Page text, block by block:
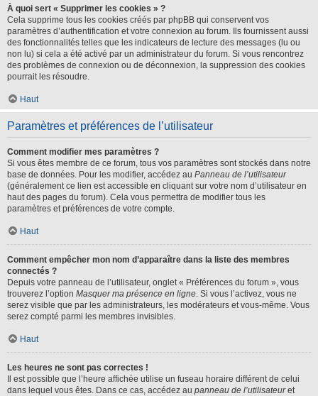
À quoi sert « Supprimer les cookies » ?
Cela supprime tous les cookies créés par phpBB qui conservent vos
paramètres d’authentification et votre connexion au forum. Ils fournissent aussi
des fonctionnalités telles que les indicateurs de lecture des messages (lu ou
non lu) si cela a été activé par un administrateur du forum. Si vous rencontrez
des problèmes de connexion ou de déconnexion, la suppression des cookies
pourrait les résoudre.
Haut
Paramètres et préférences de l’utilisateur
Comment modifier mes paramètres ?
Si vous êtes membre de ce forum, tous vos paramètres sont stockés dans notre
base de données. Pour les modifier, accédez au Panneau de l’utilisateur
(généralement ce lien est accessible en cliquant sur votre nom d’utilisateur en
haut des pages du forum). Cela vous permettra de modifier tous les
paramètres et préférences de votre compte.
Haut
Comment empêcher mon nom d’apparaître dans la liste des membres
connectés ?
Depuis votre panneau de l’utilisateur, onglet « Préférences du forum », vous
trouverez l’option Masquer ma présence en ligne. Si vous l’activez, vous ne
serez visible que par les administrateurs, les modérateurs et vous-même. Vous
serez compté parmi les membres invisibles.
Haut
Les heures ne sont pas correctes !
Il est possible que l’heure affichée utilise un fuseau horaire différent de celui
dans lequel vous êtes. Dans ce cas, accédez au panneau de l’utilisateuret